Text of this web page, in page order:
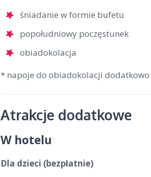
śniadanie w formie bufetu
popołudniowy poczęstunek
obiadokolacja
* napoje do obiadokolacji dodatkowo
Atrakcje dodatkowe
W hotelu
Dla dzieci (bezpłatnie)